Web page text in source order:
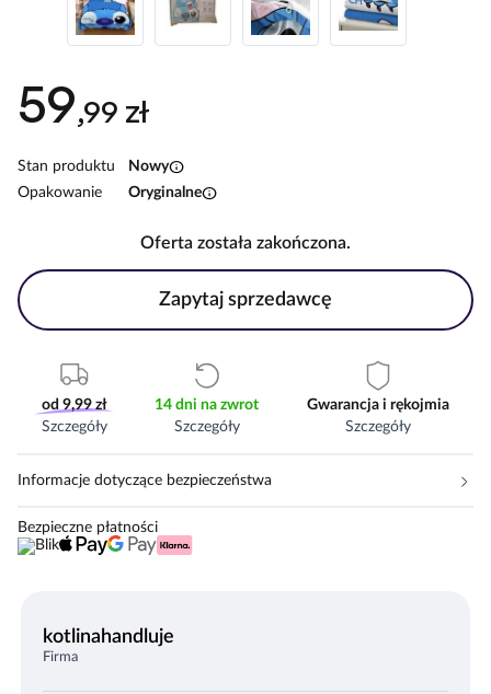
59,99 zł
Stan produktu Nowyinfo
Opakowanie Oryginalneinfo
Oferta została zakończona.
Zapytaj sprzedawcę
od 9,99 zł
Szczegóły
14 dni na zwrot
Szczegóły
Gwarancja i rękojmia
Szczegóły
Informacje dotyczące bezpieczeństwa
Bezpieczne płatności
kotlinahandluje
Firma